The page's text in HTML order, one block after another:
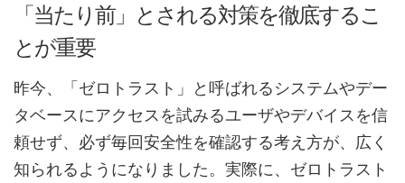
「当たり前」とされる対策を徹底するこ
とが重要
昨今、「ゼロトラスト」と呼ばれるシステムやデー
タベースにアクセスを試みるユーザやデバイスを信
頼せず、必ず毎回安全性を確認する考え方が、広く
知られるようになりました。実際に、ゼロトラスト